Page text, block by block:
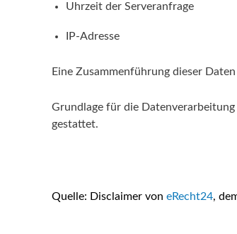
Uhrzeit der Serveranfrage
IP-Adresse
Eine Zusammenführung dieser
Grundlage für die
gestattet.
Quelle: Disclaimer von eRecht24,